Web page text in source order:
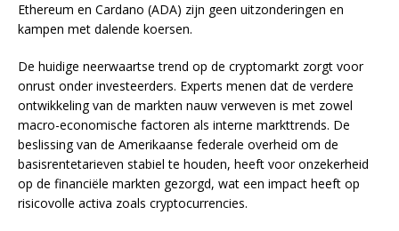
Ethereum en Cardano (ADA) zijn geen uitzonderingen en
kampen met dalende koersen.
De huidige neerwaartse trend op de cryptomarkt zorgt voor
onrust onder investeerders. Experts menen dat de verdere
ontwikkeling van de markten nauw verweven is met zowel
macro-economische factoren als interne markttrends. De
beslissing van de Amerikaanse federale overheid om de
basisrentetarieven stabiel te houden, heeft voor onzekerheid
op de financiële markten gezorgd, wat een impact heeft op
risicovolle activa zoals cryptocurrencies.